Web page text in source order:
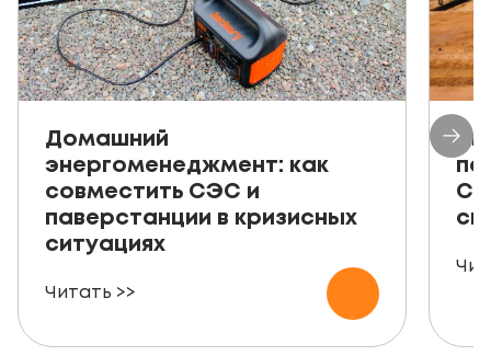
Домашний
энергоменеджмент: как
совместить СЭС и
паверстанции в кризисных
ситуациях
Читать >>